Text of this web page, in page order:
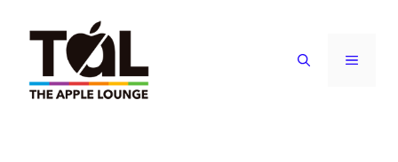
contenuto
MENU